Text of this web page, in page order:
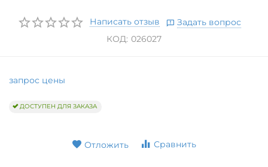
Написать отзыв
Задать вопрос
КОД: 026027
запрос цены
ДОСТУПЕН ДЛЯ ЗАКАЗА
Отложить Сравнить